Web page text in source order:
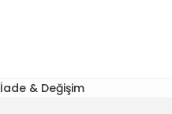
İade & Değişim